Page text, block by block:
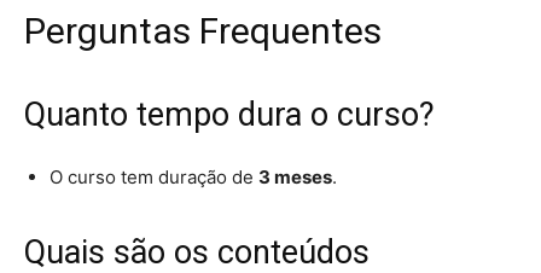
Perguntas Frequentes
Quanto tempo dura o curso?
O curso tem duração de 3 meses.
Quais são os conteúdos